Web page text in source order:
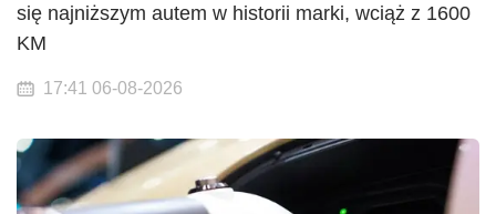
się najniższym autem w historii marki, wciąż z 1600
KM
17:41 06-08-2026